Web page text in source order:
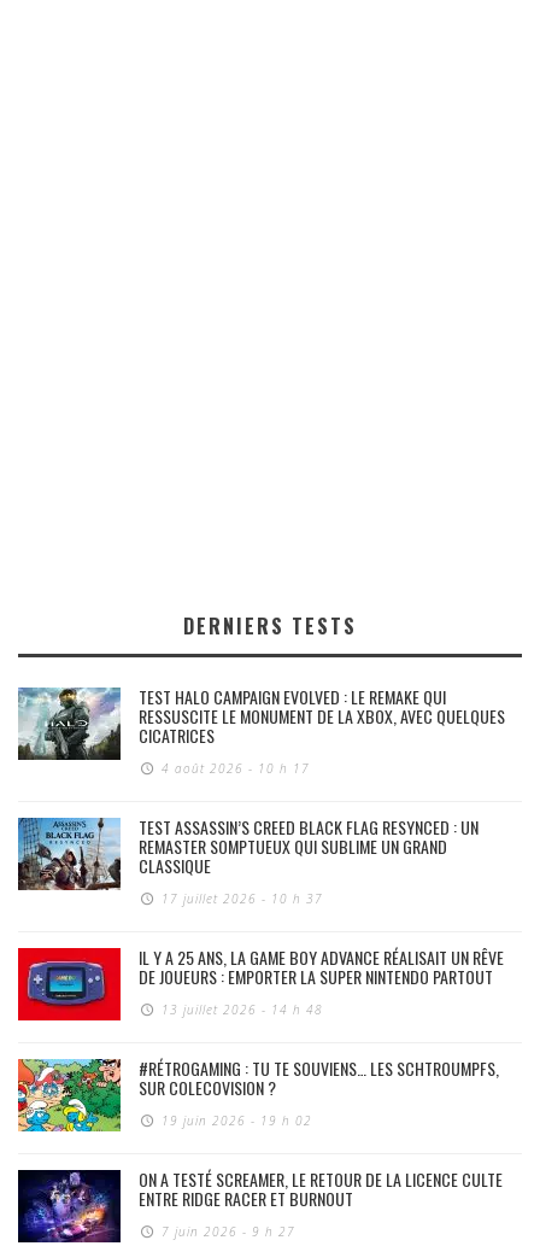
DERNIERS TESTS
TEST HALO CAMPAIGN EVOLVED : LE REMAKE QUI
RESSUSCITE LE MONUMENT DE LA XBOX, AVEC QUELQUES
CICATRICES
4 août 2026 - 10 h 17
TEST ASSASSIN’S CREED BLACK FLAG RESYNCED : UN
REMASTER SOMPTUEUX QUI SUBLIME UN GRAND
CLASSIQUE
17 juillet 2026 - 10 h 37
IL Y A 25 ANS, LA GAME BOY ADVANCE RÉALISAIT UN RÊVE
DE JOUEURS : EMPORTER LA SUPER NINTENDO PARTOUT
13 juillet 2026 - 14 h 48
#RÉTROGAMING : TU TE SOUVIENS… LES SCHTROUMPFS,
SUR COLECOVISION ?
19 juin 2026 - 19 h 02
ON A TESTÉ SCREAMER, LE RETOUR DE LA LICENCE CULTE
ENTRE RIDGE RACER ET BURNOUT
7 juin 2026 - 9 h 27